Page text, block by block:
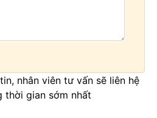
nhân viên tư vấn sẽ liên hệ
thời gian sớm nhất